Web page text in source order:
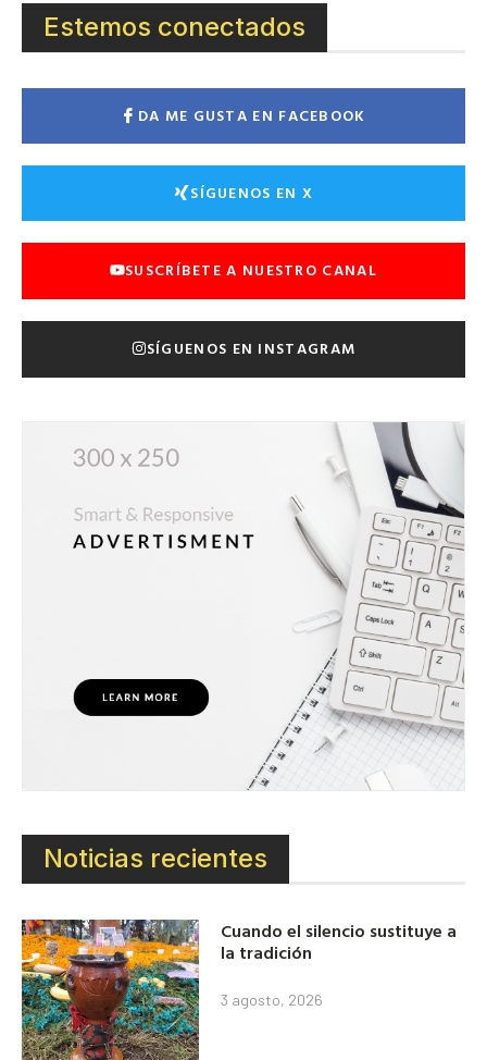
Estemos conectados
DA ME GUSTA EN FACEBOOK
SÍGUENOS EN X
SUSCRÍBETE A NUESTRO CANAL
SÍGUENOS EN INSTAGRAM
Noticias recientes
Cuando el silencio sustituye a
la tradición
3 agosto, 2026